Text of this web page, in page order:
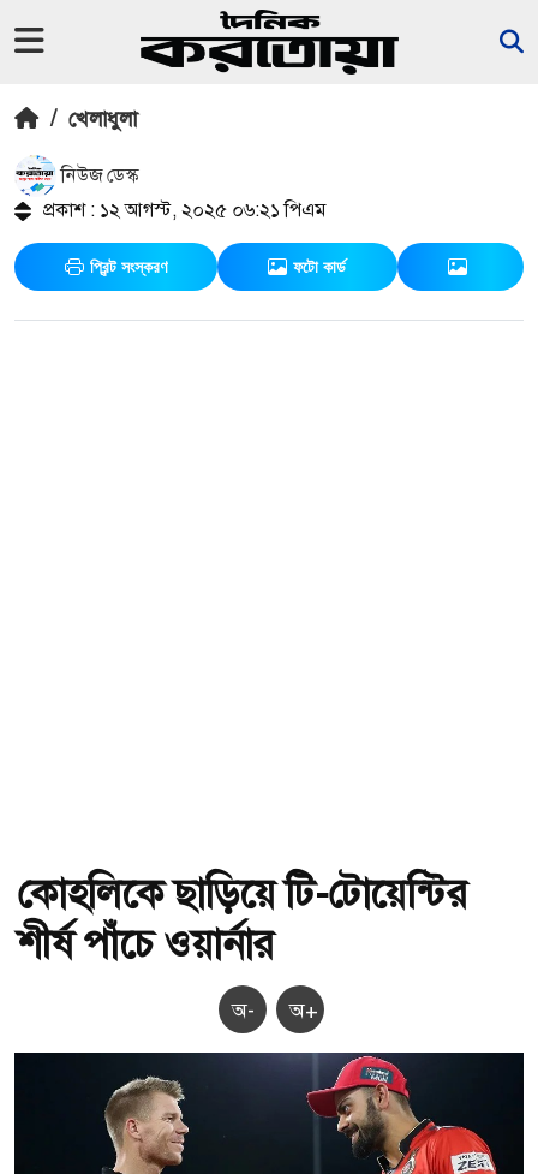
/ খেলাধুলা
নিউজ ডেস্ক
প্রকাশ : ১২ আগস্ট, ২০২৫ ০৬:২১ পিএম
প্রিন্ট সংস্করণ ফটো কার্ড
কোহলিকে ছাড়িয়ে টি-টোয়েন্টির
শীর্ষ পাঁচে ওয়ার্নার
অ- অ+